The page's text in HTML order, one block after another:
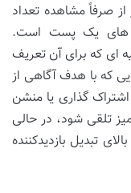
از صرفاً مشاهده تعداد
های یک پست است.
ای که برای آن تعریف
که با هدف آگاهی از
گذاری یا منشن
تلقی شود، در حالی
تبدیل بازدیدکننده